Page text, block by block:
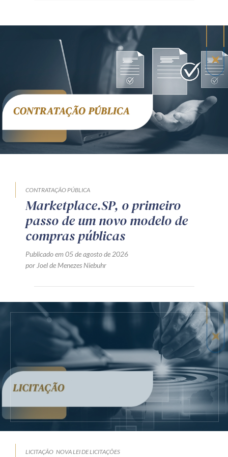
CONTRATAÇÃO PÚBLICA
Marketplace.SP, o primeiro
passo de um novo modelo de
compras públicas
Publicado em 05 de agosto de 2026
por Joel de Menezes Niebuhr
LICITAÇÃO NOVA LEI DE LICITAÇÕES